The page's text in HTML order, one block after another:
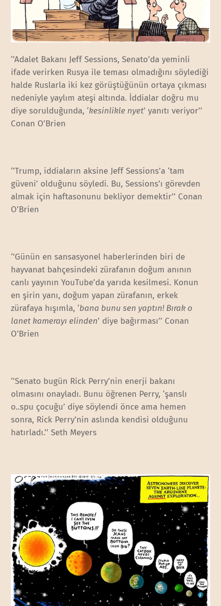
‘’Adalet Bakanı Jeff Sessions, Senato’da yeminli
ifade verirken Rusya ile teması olmadığını söylediği
halde Ruslarla iki kez görüştüğünün ortaya çıkması
nedeniyle yaylım ateşi altında. İddialar doğru mu
diye sorulduğunda, ‘kesinlikle nyet’ yanıtı veriyor’’
Conan O’Brien
‘’Trump, iddiaların aksine Jeff Sessions’a ‘tam
güveni’ olduğunu söyledi. Bu, Sessions’ı görevden
almak için haftasonunu bekliyor demektir’’ Conan
O’Brien
‘’Günün en sansasyonel haberlerinden biri de
hayvanat bahçesindeki zürafanın doğum anının
canlı yayının YouTube’da yarıda kesilmesi. Konun
en şirin yanı, doğum yapan zürafanın, erkek
zürafaya hışımla, ‘bana bunu sen yaptın! Bırak o
lanet kamerayı elinden’ diye bağırması’’ Conan
O’Brien
‘’Senato bugün Rick Perry’nin enerji bakanı
olmasını onayladı. Bunu öğrenen Perry, ‘şanslı
o..spu çocuğu’ diye söylendi önce ama hemen
sonra, Rick Perry’nin aslında kendisi olduğunu
hatırladı.’’ Seth Meyers